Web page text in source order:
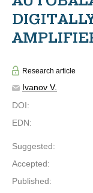
Research article
Ivanov V.
DOI:
EDN:
Suggested:
Accepted:
Published: